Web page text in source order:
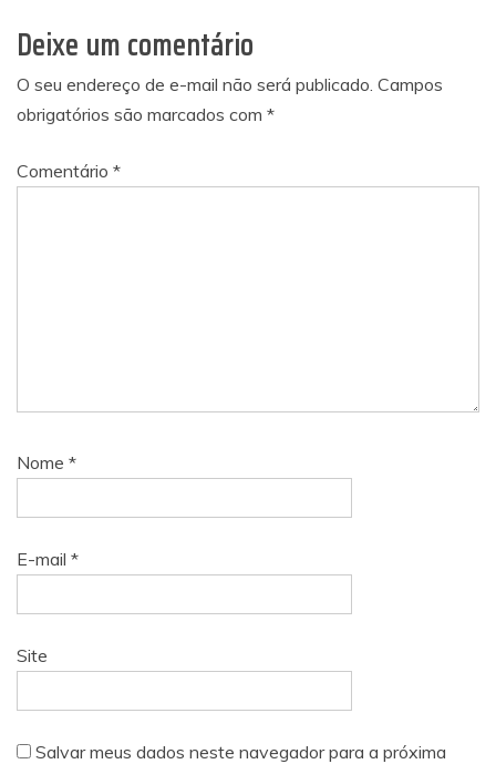
Post
Deixe um comentário
O seu endereço de e-mail não será publicado. Campos
obrigatórios são marcados com *
Comentário *
Nome *
E-mail *
Site
Salvar meus dados neste navegador para a próxima